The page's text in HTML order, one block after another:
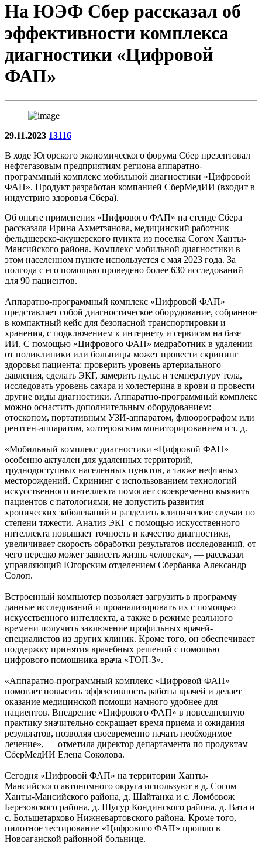
На ЮЭФ Сбер рассказал об
эффективности комплекса
диагностики «Цифровой
ФАП»
29.11.2023 13116
В ходе Югорского экономического форума Сбер презентовал
нефтегазовым предприятиям региона аппаратно-
программный комплекс мобильной диагностики «Цифровой
ФАП». Продукт разработан компанией СберМедИИ (входит в
индустрию здоровья Сбера).
Об опыте применения «Цифрового ФАП» на стенде Сбера
рассказала Ирина Ахметзянова, медицинский работник
фельдшерско-акушерского пункта из поселка Согом Ханты-
Мансийского района. Комплекс мобильной диагностики в
этом населенном пункте используется с мая 2023 года. За
полгода с его помощью проведено более 630 исследований
для 90 пациентов.
Аппаратно-программный комплекс «Цифровой ФАП»
представляет собой диагностическое оборудование, собранное
в компактный кейс для безопасной транспортировки и
хранения, с подключением к интернету и сервисам на базе
ИИ. С помощью «Цифрового ФАП» медработник в удалении
от поликлиники или больницы может провести скрининг
здоровья пациента: проверить уровень артериального
давления, сделать ЭКГ, замерить пульс и температуру тела,
исследовать уровень сахара и холестерина в крови и провести
другие виды диагностики. Аппаратно-программный комплекс
можно оснастить дополнительным оборудованием:
отоскопом, портативным УЗИ-аппаратом, флюорографом или
рентген-аппаратом, холтеровским мониторированием и т. д.
«Мобильный комплекс диагностики «Цифровой ФАП»
особенно актуален для удаленных территорий,
труднодоступных населенных пунктов, а также нефтяных
месторождений. Скрининг с использованием технологий
искусственного интеллекта помогает своевременно выявить
пациентов с патологиями, не допустить развития
хронических заболеваний и разделить клинические случаи по
степени тяжести. Анализ ЭКГ с помощью искусственного
интеллекта повышает точность и качество диагностики,
увеличивает скорость обработки результатов исследований, от
чего нередко может зависеть жизнь человека», — рассказал
управляющий Югорским отделением Сбербанка Александр
Солоп.
Встроенный компьютер позволяет загрузить в программу
данные исследований и проанализировать их с помощью
искусственного интеллекта, а также в режиме реального
времени получить заключение профильных врачей-
специалистов из других клиник. Кроме того, он обеспечивает
поддержку принятия врачебных решений с помощью
цифрового помощника врача «ТОП-3».
«Аппаратно-программный комплекс «Цифровой ФАП»
помогает повысить эффективность работы врачей и делает
оказание медицинской помощи намного удобнее для
пациентов. Внедрение «Цифрового ФАП» в повседневную
практику значительно сокращает время приема и ожидания
результатов, позволяя своевременно начать необходимое
лечение», — отметила директор департамента по продуктам
СберМедИИ Елена Соколова.
Сегодня «Цифровой ФАП» на территории Ханты-
Мансийского автономного округа используют в д. Согом
Ханты-Мансийского района, д. Шайтанка и с. Ломбовож
Березовского района, д. Шугур Кондинского района, д. Вата и
с. Большетархово Нижневартовского района. Кроме того,
пилотное тестирование «Цифрового ФАП» прошло в
Новоаганской районной больнице.